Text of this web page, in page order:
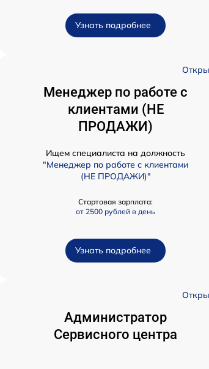
Узнать подробнее
Менеджер по работе с
клиентами (НЕ
ПРОДАЖИ)
Ищем специалиста на должность
"Менеджер по работе с клиентами
(НЕ ПРОДАЖИ)"
Стартовая зарплата:
от 2500 рублей в день
Узнать подробнее
Администратор
Сервисного центра